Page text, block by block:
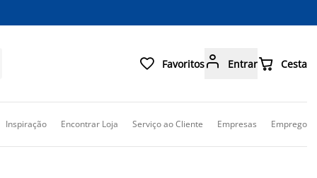
 Favoritos Entrar Cesta
Inspiração Encontrar Loja Serviço ao Cliente Empresas Emprego